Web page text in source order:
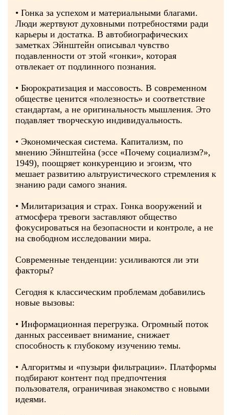
• Гонка за успехом и материальными благами.
Люди жертвуют духовными потребностями ради
карьеры и достатка. В автобиографических
заметках Эйнштейн описывал чувство
подавленности от этой «гонки», которая
отвлекает от подлинного познания.
• Бюрократизация и массовость. В современном
обществе ценится «полезность» и соответствие
стандартам, а не оригинальность мышления. Это
подавляет творческую индивидуальность.
• Экономическая система. Капитализм, по
мнению Эйнштейна (эссе «Почему социализм?»,
1949), поощряет конкуренцию и эгоизм, что
мешает развитию альтруистического стремления к
знанию ради самого знания.
• Милитаризация и страх. Гонка вооружений и
атмосфера тревоги заставляют общество
фокусироваться на безопасности и контроле, а не
на свободном исследовании мира.
Современные тенденции: усиливаются ли эти
факторы?
Сегодня к классическим проблемам добавились
новые вызовы:
• Информационная перегрузка. Огромный поток
данных рассеивает внимание, снижает
способность к глубокому изучению темы.
• Алгоритмы и «пузыри фильтрации». Платформы
подбирают контент под предпочтения
пользователя, ограничивая знакомство с новыми
идеями.